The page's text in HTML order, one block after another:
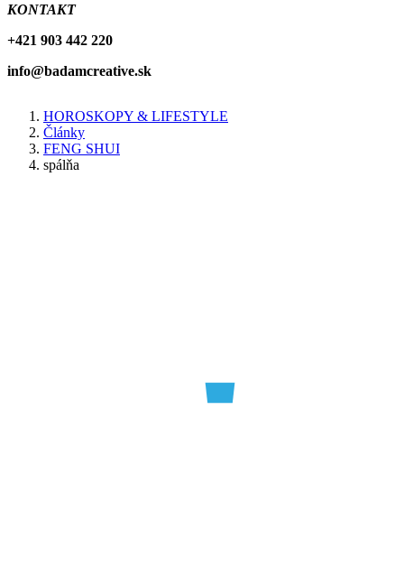
KONTAKT
+421 903 442 220
info@badamcreative.sk
Breadcrumb
HOROSKOPY & LIFESTYLE
Články
FENG SHUI
spálňa